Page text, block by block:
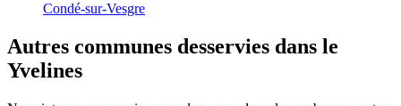
Condé-sur-Vesgre
Autres communes desservies dans le
Yvelines